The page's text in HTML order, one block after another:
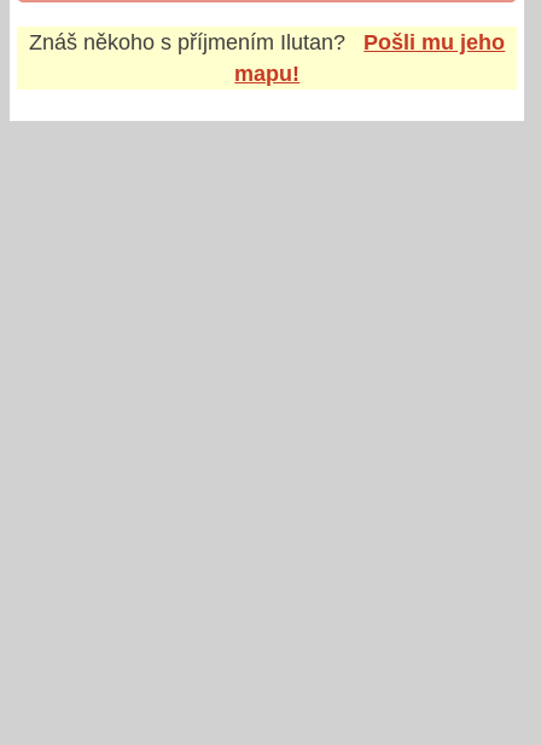
Znáš někoho s příjmením Ilutan?
Pošli mu jeho
mapu!